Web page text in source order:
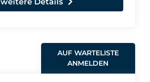
AUF WARTELISTE
ANMELDEN